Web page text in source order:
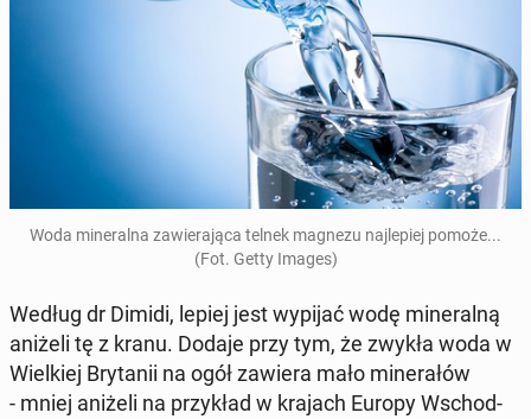
Woda mi­ne­ral­na za­wie­ra­ją­ca telnek magnezu naj­le­piej pomoże...
(Fot. Getty Images)
Według dr Dimidi, lepiej jest wypijać wodę mi­ne­ral­ną
aniżeli tę z kranu. Dodaje przy tym, że zwykła woda w
Wiel­kiej Bry­ta­nii na ogół zawiera mało mi­ne­ra­łów
- mniej aniżeli na przy­kład w krajach Europy Wschod­